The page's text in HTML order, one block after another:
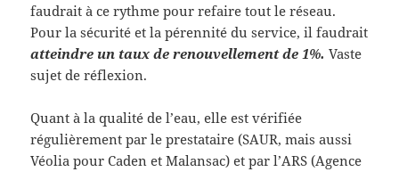
faudrait à ce rythme pour refaire tout le réseau.
Pour la sécurité et la pérennité du service, il faudrait
atteindre un taux de renouvellement de 1%. Vaste
sujet de réflexion.
Quant à la qualité de l’eau, elle est vérifiée
régulièrement par le prestataire (SAUR, mais aussi
Véolia pour Caden et Malansac) et par l’ARS (Agence